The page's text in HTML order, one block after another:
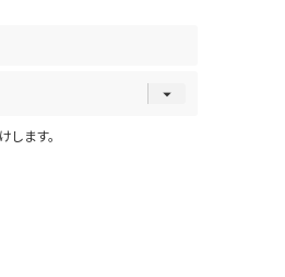
します。